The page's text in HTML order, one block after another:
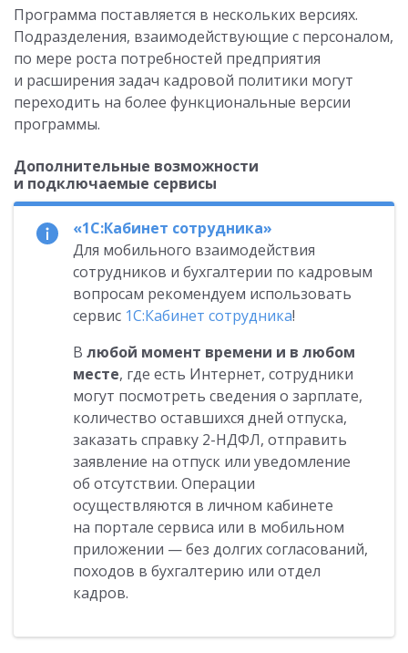
Программа поставляется в нескольких версиях.
Подразделения, взаимодействующие с персоналом,
по мере роста потребностей предприятия
и расширения задач кадровой политики могут
переходить на более функциональные версии
программы.
Дополнительные возможности
и подключаемые сервисы
«1С:Кабинет сотрудника»
Для мобильного взаимодействия
сотрудников и бухгалтерии по кадровым
вопросам рекомендуем использовать
сервис 1С:Кабинет сотрудника!
В любой момент времени и в любом
месте, где есть Интернет, сотрудники
могут посмотреть сведения о зарплате,
количество оставшихся дней отпуска,
заказать справку 2-НДФЛ, отправить
заявление на отпуск или уведомление
об отсутствии. Операции
осуществляются в личном кабинете
на портале сервиса или в мобильном
приложении — без долгих согласований,
походов в бухгалтерию или отдел
кадров.